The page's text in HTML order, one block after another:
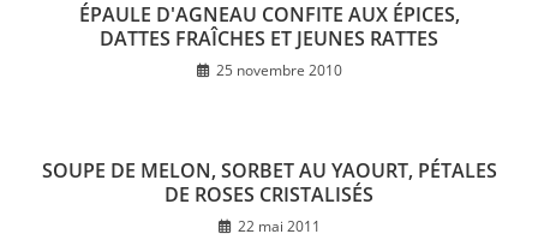
ÉPAULE D'AGNEAU CONFITE AUX ÉPICES,
DATTES FRAÎCHES ET JEUNES RATTES
25 novembre 2010
SOUPE DE MELON, SORBET AU YAOURT, PÉTALES
DE ROSES CRISTALISÉS
22 mai 2011